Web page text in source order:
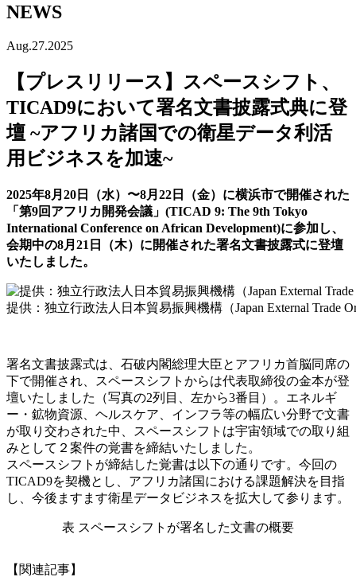
NEWS
Aug.27.2025
【プレスリリース】スペースシフト、
TICAD9において署名文書披露式典に登
壇 ~アフリカ諸国での衛星データ利活
用ビジネスを加速~
2025年8月20日（水）〜8月22日（金）に横浜市で開催された
「第9回アフリカ開発会議」(TICAD 9: The 9th Tokyo
International Conference on African Development)に参加し、
会期中の8月21日（木）に開催された署名文書披露式に登壇
いたしました。
提供：独⽴⾏政法⼈⽇本貿易振興機構（Japan External Trade
署名文書披露式は、石破内閣総理大臣とアフリカ首脳同席の
下で開催され、スペースシフトからは代表取締役の金本が登
壇いたしました（写真の2列目、左から3番目）。エネルギ
ー・鉱物資源、ヘルスケア、インフラ等の幅広い分野で文書
が取り交わされた中、スペースシフトは宇宙領域での取り組
みとして２案件の覚書を締結いたしました。
スペースシフトが締結した覚書は以下の通りです。今回の
TICAD9を契機とし、アフリカ諸国における課題解決を目指
し、今後ますます衛星データビジネスを拡大して参ります。
表 スペースシフトが署名した文書の概要
【 関連記事】